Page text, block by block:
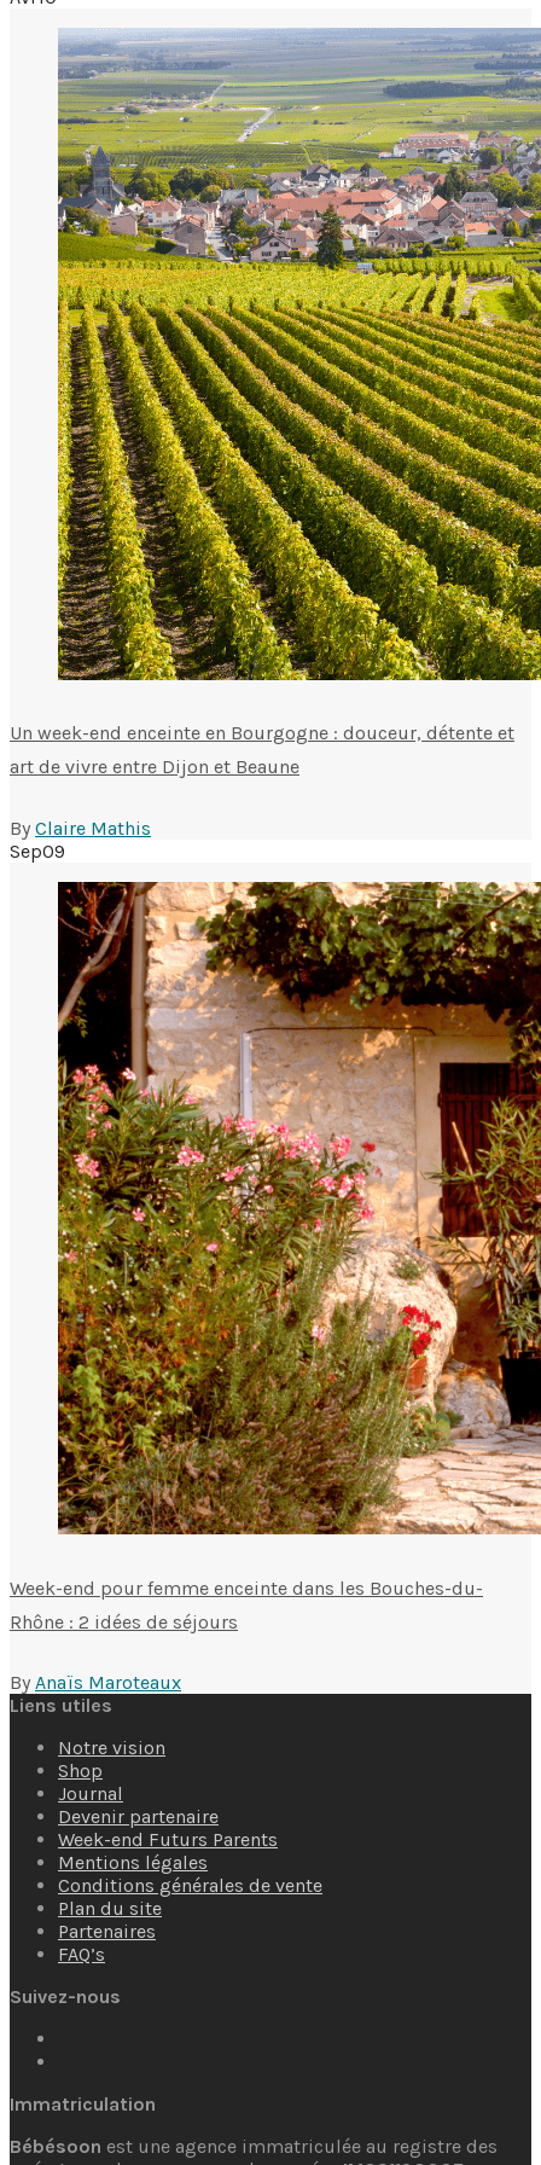
Un week-end enceinte en Bourgogne : douceur, détente et
art de vivre entre Dijon et Beaune
By Claire Mathis
Sep09
Week-end pour femme enceinte dans les Bouches-du-
Rhône : 2 idées de séjours
By Anaïs Maroteaux
Liens utiles
Notre vision
Shop
Journal
Devenir partenaire
Week-end Futurs Parents
Mentions légales
Conditions générales de vente
Plan du site
Partenaires
FAQ’s
Suivez-nous
Immatriculation
Bébésoon est une agence immatriculée au registre des